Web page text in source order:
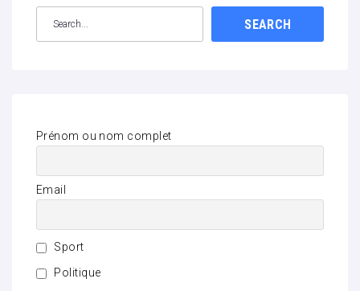
SEARCH
Prénom ou nom complet
Email
Sport
Politique